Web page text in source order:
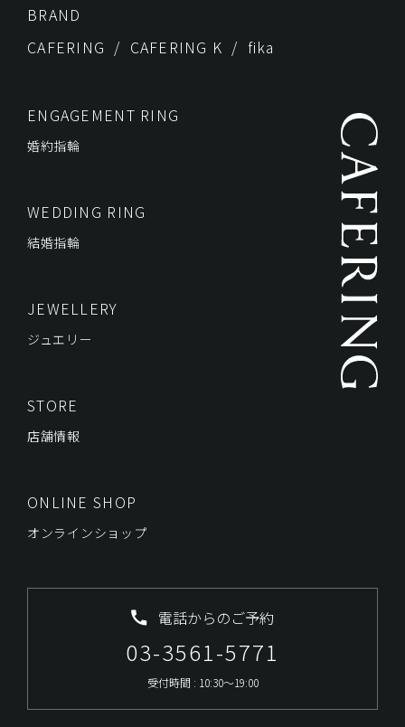
BRAND
CAFERING
CAFERING K fika
ENGAGEMENT RING
婚約指輪
WEDDING RING
結婚指輪
JEWELLERY
ジュエリー
STORE
店舗情報
ONLINE SHOP
オンラインショップ
電話からのご予約
03-3561-5771
受付時間 : 10:30～19:00